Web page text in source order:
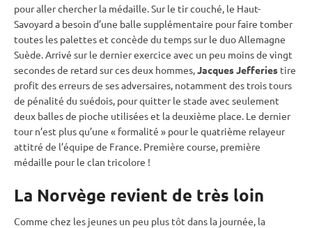
pour aller chercher la médaille. Sur le tircouché, le Haut-
Savoyard a besoin d’une balle supplémentaire pour faire tomber
toutes les palettes et concède du temps sur le duo Allemagne
Suède. Arrivé sur le dernier exercice avec un peu moins de vingt
secondes de retard sur ces deux hommes,Jacques Jefferies tire
profit des erreurs de ses adversaires, notamment des trois tours
de pénalité du suédois, pour quitter le stade avec seulement
deux balles de pioche utilisées et la deuxième place. Le dernier
tour n’est plus qu’une « formalité » pour le quatrième relayeur
attitré de l’équipe de France. Première course, première
médaille pour le clan tricolore !
La Norvège revient de très loin
Comme chez les jeunes un peu plus tôt dans la journée, la